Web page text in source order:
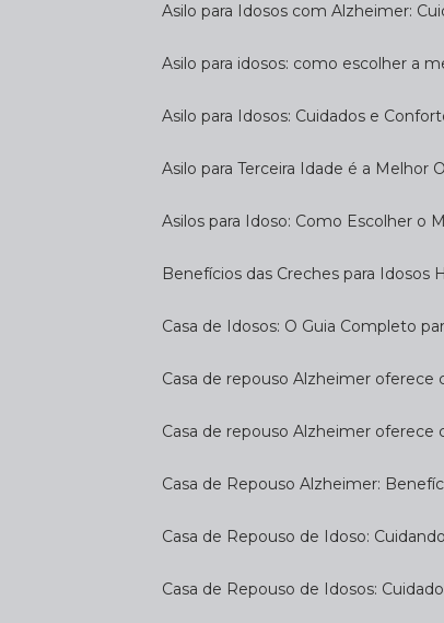
Asilo para Idosos com Alzheimer:
Asilo para idosos: como escolher a
Asilo para Idosos: Cuidados e
Asilo para Terceira Idade é a
Asilos para Idoso: Como Escolher o
Benefícios das Creches para Idosos
Casa de Idosos: O Guia Completo
Casa de repouso Alzheimer
Casa de repouso Alzheimer
Casa de Repouso Alzheimer:
Casa de Repouso de Idoso:
Casa de Repouso de Idosos: